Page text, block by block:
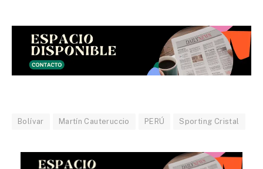
Bolívar Martín Cauteruccio PERÚ Sporting Cristal